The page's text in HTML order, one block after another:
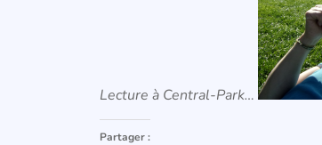
Lecture à Central-Park…
Partager :